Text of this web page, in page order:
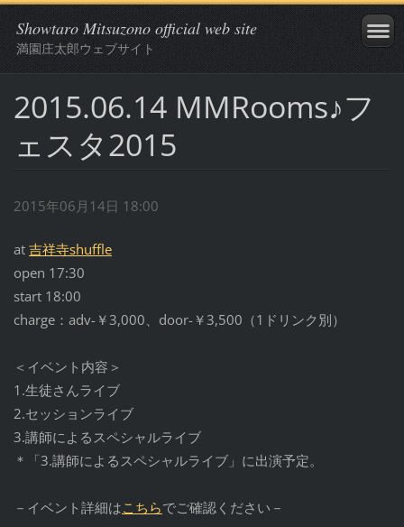
Showtaro Mitsuzono official web site
満園庄太郎ウェブサイト
2015.06.14 MMRooms♪フ
ェスタ2015
2015年06月14日 18:00
at 吉祥寺shuffle
open 17:30
start 18:00
charge：adv-￥3,000、door-￥3,500（1ドリンク別）
＜イベント内容＞
1.生徒さんライブ
2.セッションライブ
3.講師によるスペシャルライブ
＊「3.講師によるスペシャルライブ」に出演予定。
－イベント詳細はこちらでご確認ください－